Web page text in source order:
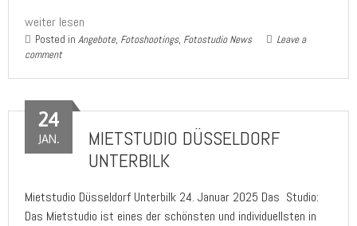
weiter lesen
Posted in Angebote, Fotoshootings, Fotostudio News
Leave a
comment
MIETSTUDIO DÜSSELDORF
UNTERBILK
24
JAN.
Mietstudio Düsseldorf Unterbilk 24. Januar 2025 Das Studio:
Das Mietstudio ist eines der schönsten und individuellsten in